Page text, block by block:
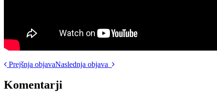
Post
navigation
Prejšnja objavaNaslednja objava
Komentarji